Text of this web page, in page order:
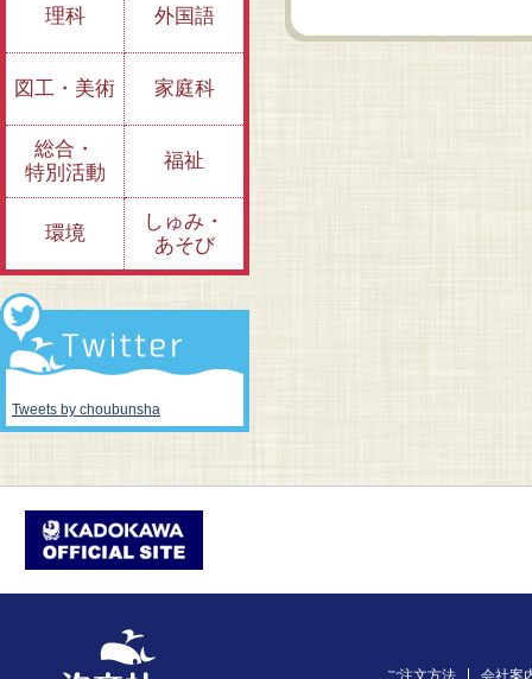
理科 外国語
図工・美術 家庭科
総合・
特別活動
福祉
環境
しゅみ・
あそび
Tweets by choubunsha